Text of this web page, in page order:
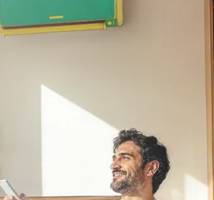
e
e/o gas
in bolletta
per 12 mesi³.